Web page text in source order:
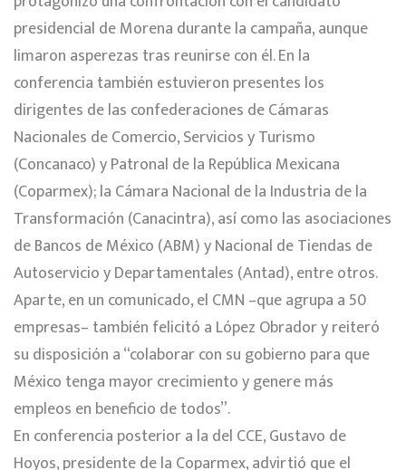
presidencial de Morena durante la campaña, aunque
limaron asperezas tras reunirse con él. En la
conferencia también estuvieron presentes los
dirigentes de las confederaciones de Cámaras
Nacionales de Comercio, Servicios y Turismo
(Concanaco) y Patronal de la República Mexicana
(Coparmex); la Cámara Nacional de la Industria de la
Transformación (Canacintra), así como las asociaciones
de Bancos de México (ABM) y Nacional de Tiendas de
Autoservicio y Departamentales (Antad), entre otros.
Aparte, en un comunicado, el CMN –que agrupa a 50
empresas– también felicitó a López Obrador y reiteró
su disposición a “colaborar con su gobierno para que
México tenga mayor crecimiento y genere más
empleos en beneficio de todos”.
En conferencia posterior a la del CCE, Gustavo de
Hoyos, presidente de la Coparmex, advirtió que el